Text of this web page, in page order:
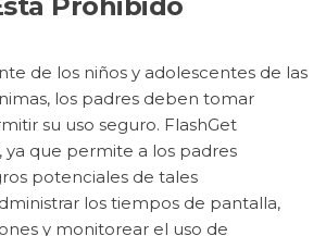
de los niños y adolescentes de las
los padres deben tomar
su uso seguro. FlashGet
ya que permite a los padres
potenciales de tales
los tiempos de pantalla,
y monitorear el uso de